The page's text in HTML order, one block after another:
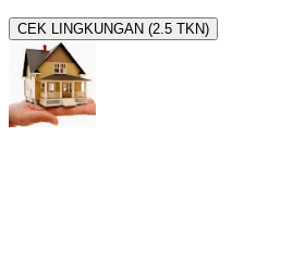
CEK LINGKUNGAN (2.5 TKN)